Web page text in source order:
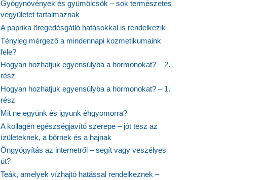
Gyógynövények és gyümölcsök – sok természetes
vegyületet tartalmaznak
A paprika öregedésgátló hatásokkal is rendelkezik
Tényleg mérgező a mindennapi kozmetikumaink
fele?
Hogyan hozhatjuk egyensúlyba a hormonokat? – 2.
rész
Hogyan hozhatjuk egyensúlyba a hormonokat? – 1.
rész
Mit ne együnk és igyunk éhgyomorra?
A kollagén egészségjavító szerepe – jót tesz az
ízületeknek, a bőrnek és a hajnak
Öngyógyítás az internetről – segít vagy veszélyes
út?
Teák, amelyek vízhajtó hatással rendelkeznek –